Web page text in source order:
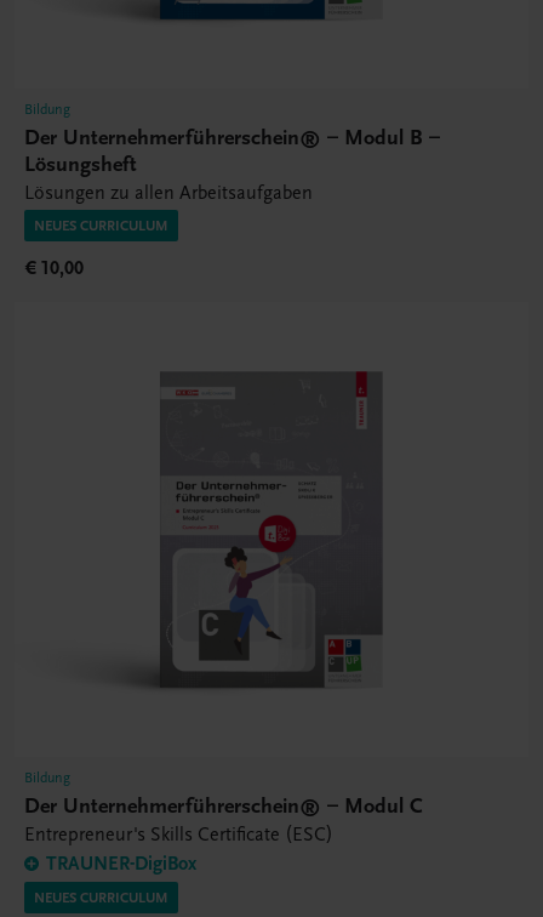
Bildung
Der Unternehmerführerschein® – Modul B –
Lösungsheft
Lösungen zu allen Arbeitsaufgaben
NEUES CURRICULUM
€ 10,00
Bildung
Der Unternehmerführerschein® – Modul C
Entrepreneur's Skills Certificate (ESC)
TRAUNER-DigiBox
NEUES CURRICULUM